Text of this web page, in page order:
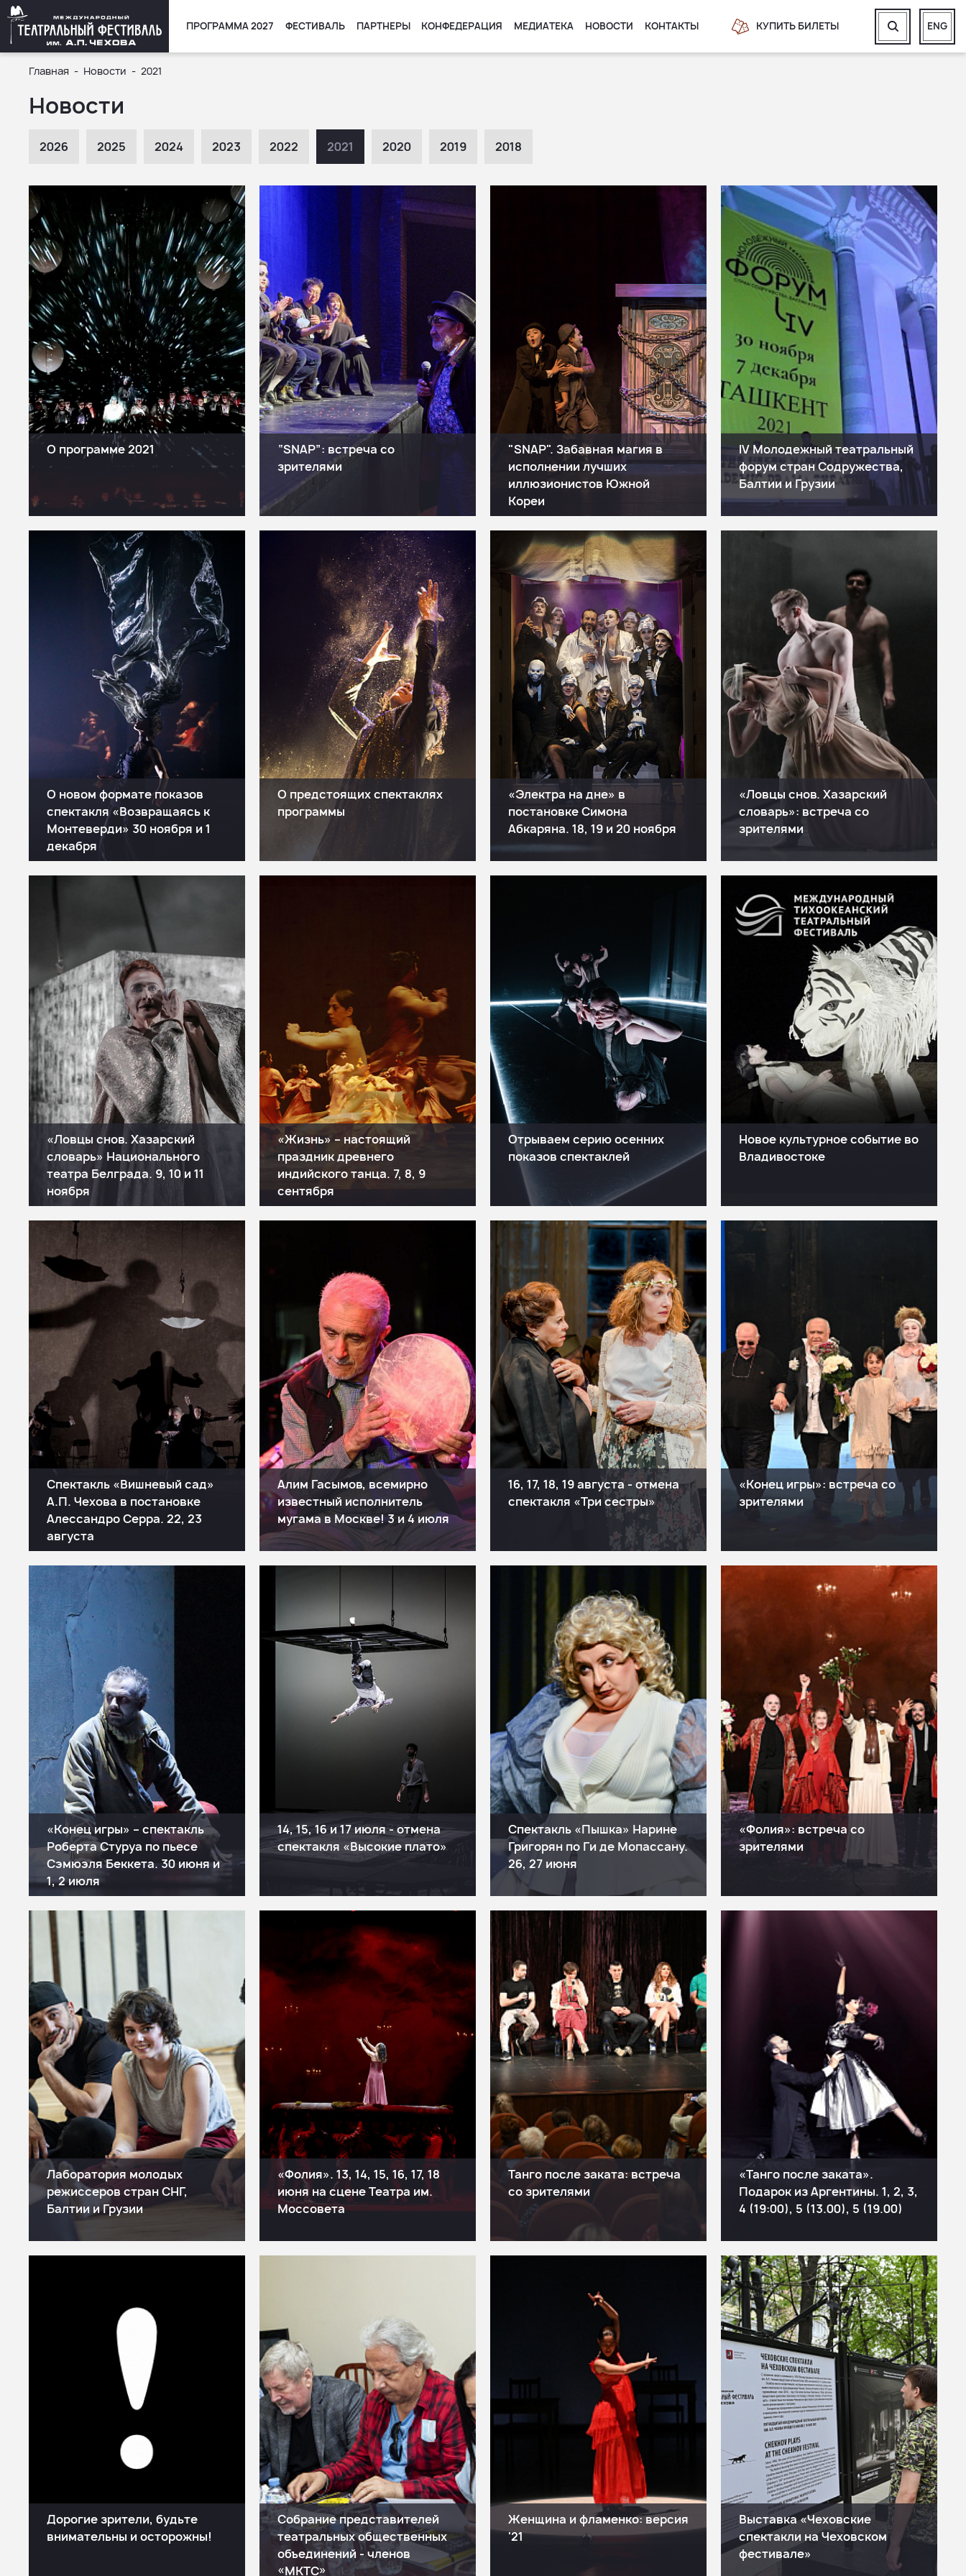
ПРОГРАММА 2027 ФЕСТИВАЛЬ ПАРТНЕРЫ КОНФЕДЕРАЦИЯ МЕДИАТЕКА НОВОСТИ КОНТАКТЫ КУПИТЬ БИЛЕТЫ ENG
Главная Новости 2021
Новости
2026 2025 2024 2023 2022 2021 2020 2019 2018
О программе 2021
“SNAP”: встреча со
зрителями
"SNAP". Забавная магия в
исполнении лучших
иллюзионистов Южной
Кореи
IV Молодежный театральный
форум стран Содружества,
Балтии и Грузии
О новом формате показов
спектакля «Возвращаясь к
Монтеверди» 30 ноября и 1
декабря
О предстоящих спектаклях
программы
«Электра на дне» в
постановке Симона
Абкаряна. 18, 19 и 20 ноября
«Ловцы снов. Хазарский
словарь»: встреча со
зрителями
«Ловцы снов. Хазарский
словарь» Национального
театра Белграда. 9, 10 и 11
ноября
«Жизнь» – настоящий
праздник древнего
индийского танца. 7, 8, 9
сентября
Отрываем серию осенних
показов спектаклей
Новое культурное событие во
Владивостоке
Спектакль «Вишневый сад»
А.П. Чехова в постановке
Алессандро Серра. 22, 23
августа
Алим Гасымов, всемирно
известный исполнитель
мугама в Москве! 3 и 4 июля
16, 17, 18, 19 августа - отмена
спектакля «Три сестры»
«Конец игры»: встреча со
зрителями
«Конец игры» – спектакль
Роберта Стуруа по пьесе
Сэмюэля Беккета. 30 июня и
1, 2 июля
14, 15, 16 и 17 июля - отмена
спектакля «Высокие плато»
Спектакль «Пышка» Нарине
Григорян по Ги де Мопассану.
26, 27 июня
«Фолия»: встреча со
зрителями
Лаборатория молодых
режиссеров стран СНГ,
Балтии и Грузии
«Фолия». 13, 14, 15, 16, 17, 18
июня на сцене Театра им.
Моссовета
Танго после заката: встреча
со зрителями
«Танго после заката».
Подарок из Аргентины. 1, 2, 3,
4 (19:00), 5 (13.00), 5 (19.00)
Дорогие зрители, будьте
внимательны и осторожны!
Собрание представителей
театральных общественных
объединений - членов
«МКТС»
Женщина и фламенко: версия
'21
Выставка «Чеховские
спектакли на Чеховском
фестивале»